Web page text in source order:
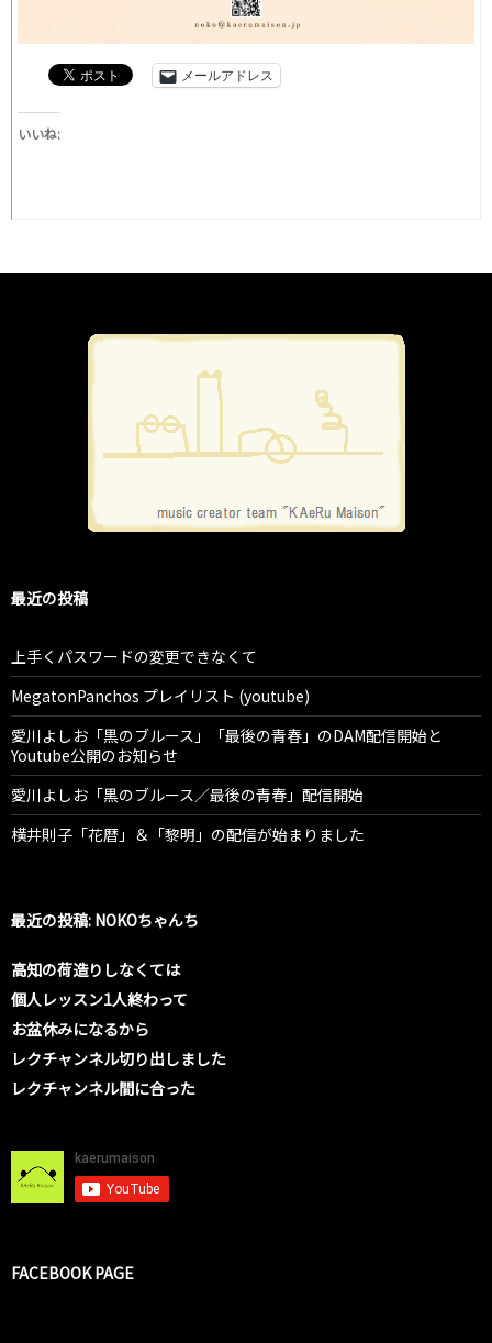
メールアドレス
いいね:
最近の投稿
上手くパスワードの変更できなくて
MegatonPanchos プレイリスト (youtube)
愛川よしお「黒のブルース」「最後の青春」のDAM配信開始と
Youtube公開のお知らせ
愛川よしお「黒のブルース／最後の青春」配信開始
横井則子「花暦」＆「黎明」の配信が始まりました
最近の投稿: NOKOちゃんち
高知の荷造りしなくては
個人レッスン1人終わって
お盆休みになるから
レクチャンネル切り出しました
レクチャンネル間に合った
FACEBOOK PAGE